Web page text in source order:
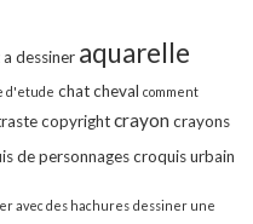
dessiner aquarelle
d'etude chatcheval comment
copyrightcrayon crayons
de personnagescroquis urbain
avec des hachures dessiner une